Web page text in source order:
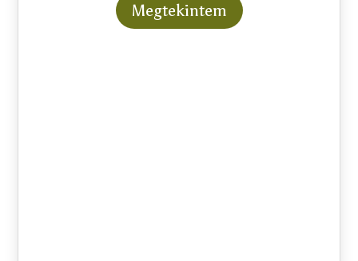
Megtekintem